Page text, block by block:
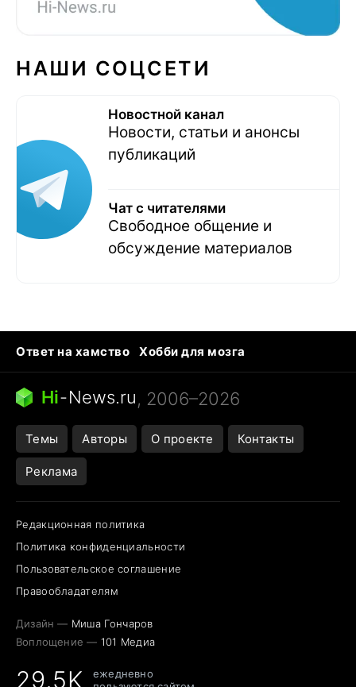
НАШИ СОЦСЕТИ
Новостной канал
Новости, статьи и анонсы
публикаций
Чат с читателями
Свободное общение и
обсуждение материалов
Ответ на хамство
Хобби для мозга
Бензин 100 и 95
Тунцы в океанариуме
Следующая пандемия
Hi-News.ru, 2006–2026
Темы Авторы О проекте Контакты
Реклама
Редакционная политика
Политика конфиденциальности
Пользовательское соглашение
Правообладателям
Дизайн — Миша Гончаров
Воплощение — 101 Медиа
29,5K
ежедневно